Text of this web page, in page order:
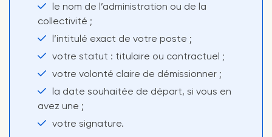
le nom de l’administration ou de la
collectivité ;
l’intitulé exact de votre poste ;
votre statut : titulaire ou contractuel ;
votre volonté claire de démissionner ;
la date souhaitée de départ, si vous en
avez une ;
votre signature.